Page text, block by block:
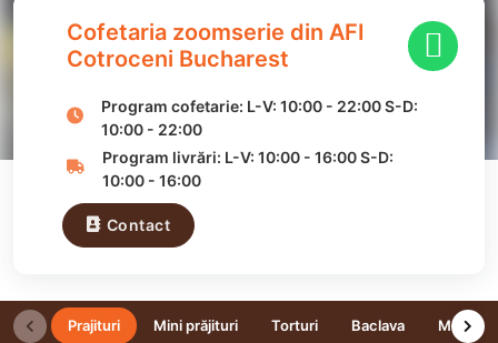
Cofetaria zoomserie din AFI
Cotroceni Bucharest
Program cofetarie: L-V: 10:00 - 22:00S-D:
10:00 - 22:00
Program livrări: L-V: 10:00 -16:00S-D:
10:00 -16:00
Contact
Prajituri Mini prăjituri Torturi Baclava